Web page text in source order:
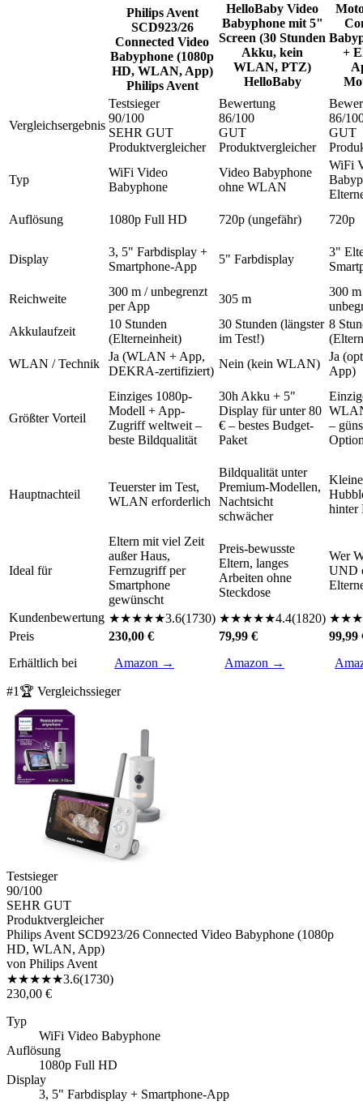
Philips Avent
SCD923/26
Connected Video
Babyphone (1080p
HD, WLAN, App)
Philips Avent
HelloBaby Video
Babyphone mit 5"
Screen (30 Stunden
Akku, kein
WLAN, PTZ)
HelloBaby
+
Vergleichsergebnis
Testsieger
90/100
SEHR GUT
Produktvergleicher
Bewertung
86/100
GUT
Produktvergleicher
86/
GUT
Typ
WiFi Video
Babyphone
Video Babyphone
ohne WLAN
WiFi
Auflösung
1080p Full HD 720p (ungefähr) 720p
Display
3, 5" Farbdisplay +
Smartphone-App
5" Farbdisplay
3"
Reichweite
300 m / unbegrenzt
per App
305 m
300
Akkulaufzeit
10 Stunden
(Elterneinheit)
30 Stunden (längster
im Test!)
8
WLAN / Technik
Ja (WLAN + App,
DEKRA-zertifiziert)
Nein (kein WLAN)
Ja
App)
Größter Vorteil
Einziges 1080p-
Modell + App-
Zugriff weltweit –
beste Bildqualität
30h Akku + 5"
Display für unter 80
€ – bestes Budget-
Paket
–
Hauptnachteil
Teuerster im Test,
WLAN erforderlich
Bildqualität unter
Premium-Modellen,
Nachtsicht
schwächer
hinter
Ideal für
Eltern mit viel Zeit
außer Haus,
Fernzugriff per
Smartphone
gewünscht
Preis-bewusste
Eltern, langes
Arbeiten ohne
Steckdose
Wer
UND
Kundenbewertung ★★★★★3.6(1730) ★★★★★4.4(1820) ★★★
Preis
230,00 € 79,99 €
99,99
Erhältlich bei
Amazon → Amazon →
#1 🏆 Vergleichssieger
Testsieger
90/100
SEHR GUT
Produktvergleicher
Philips Avent SCD923/26 Connected Video Babyphone (1080p
HD, WLAN, App)
von Philips Avent
★★★★★3.6(1730)
230,00 €
Typ
WiFi Video Babyphone
Auflösung
1080p Full HD
Display
3, 5" Farbdisplay + Smartphone-App